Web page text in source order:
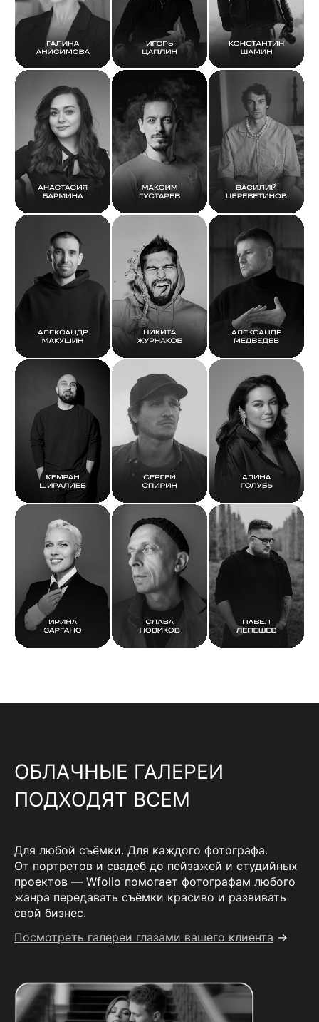
ОБЛАЧНЫЕ ГАЛЕРЕИ
ПОДХОДЯТ ВСЕМ
Для любой съёмки. Для каждого фотографа.
От портретов и свадеб до пейзажей и студийных
проектов — Wfolio помогает фотографам любого
жанра передавать съёмки красиво и развивать
свой бизнес.
Посмотреть галереи глазами вашего клиента →